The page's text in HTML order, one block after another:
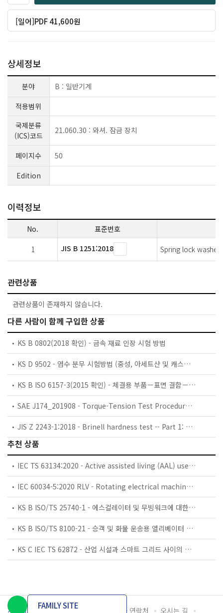
[일어]PDF 41,600원
상세정보
분야
B : 일반기계
적용범위
국제분류
(ICS)코드
21.060.30 : 와셔. 잠금 장치
페이지수
50
Edition
이력정보
No. 표준번호
1 JIS B 1251:2018 Spring lock washers
관련상품
관련상품이 존재하지 않습니다.
다른 사람이 함께 구입한 상품
KS B 0802(2018 확인) - 금속 재료 인장 시험 방법
KS D 9502 - 염수 분무 시험방법 (중성, 아세트산 및 캐스분무 시험)
KS B ISO 6157-3(2015 확인) - 체결용 부품－표면 결함－제3부：특수용 볼트, 스크루 및 스터드
SAE J174_201908 - Torque-Tension Test Procedure for Steel Threaded Fasteners - Inch Series (Stabilized: Aug 2019)
JIS Z 2243-1:2018 - Brinell hardness test -- Part 1: Test method
추천 상품
IEC TS 63134:2020 - Active assisted living (AAL) use cases
IEC 60034-5:2020 RLV - Rotating electrical machines - Part 5: Degrees of protection provided by the integral design of rotating electrical machines (IP code) - Classification
KS B ISO/TS 25740-1 - 에스컬레이터 및 무빙워크에 대한 안전요건 — 제1부: 세계공통 필수 안전요건(GESRs)
KS B ISO/TS 8100-21 - 승객 및 화물 운송용 엘리베이터 —제21부: 세계공통 필수안전요건(GESRs)을 충족하는 세계공통 안전 파라미터(GSPs)
KS C IEC TS 62872 - 산업 시설과 스마트 그리드 사이의 산업 공정 측정, 제어 및 자동화 시스템 인터페이스
개인정보처리방침 이용약관 담당자 연락처 오시는 길
FAMILY SITE